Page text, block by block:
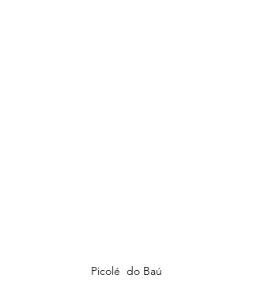
Picolé  do Baú